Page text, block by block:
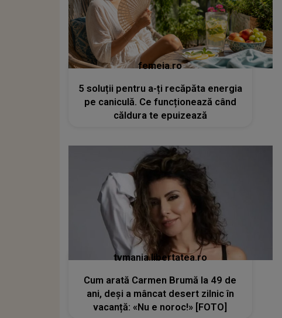
femeia.ro
5 soluții pentru a-ți recăpăta energia
pe caniculă. Ce funcționează când
căldura te epuizează
tvmania.libertatea.ro
Cum arată Carmen Brumă la 49 de
ani, deși a mâncat desert zilnic în
vacanță: «Nu e noroc!» [FOTO]